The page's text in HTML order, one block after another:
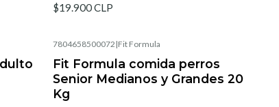
$19.900 CLP
7804658500072 |Fit Formula
Fit Formula comida perros
Senior Medianos y Grandes 20
Kg